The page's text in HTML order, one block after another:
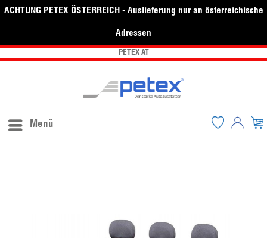
ACHTUNG PETEX ÖSTERREICH - Auslieferung nur an österreichische
Adressen
PETEX AT
Menü